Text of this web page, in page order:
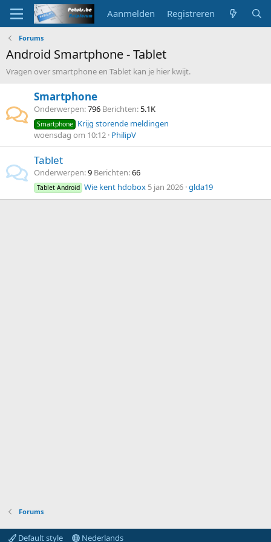
Aanmelden Registreren
Forums
Android Smartphone - Tablet
Vragen over smartphone en Tablet kan je hier kwijt.
Smartphone
Onderwerpen 796 Berichten 5.1K
Smartphone Krijg storende meldingen
woensdag om 10:12 PhilipV
Tablet
Onderwerpen 9 Berichten 66
Tablet Android Wie kent hdobox 5 jan 2026 glda19
Forums
Default style Nederlands